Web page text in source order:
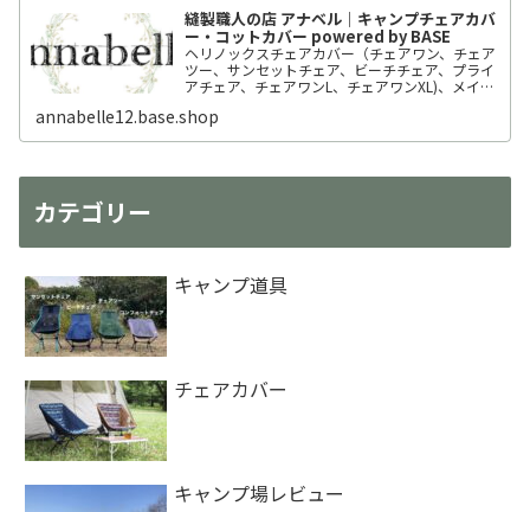
縫製職人の店 アナベル｜キャンプチェアカバ
ー・コットカバー powered by BASE
ヘリノックスチェアカバー（チェアワン、チェア
ツー、サンセットチェア、ビーチチェア、プライ
アチェア、チェアワンL、チェアワンXL)、メイフ
annabelle12.base.shop
カテゴリー
キャンプ道具
チェアカバー
キャンプ場レビュー